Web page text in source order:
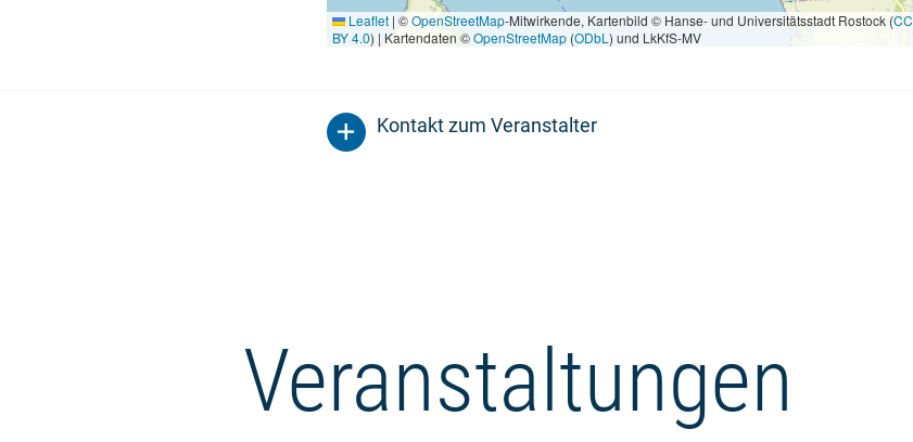
Leaflet | ©OpenStreetMap-Mitwirkende, Kartenbild © Hanse- und Universitätsstadt Rostock (CC
BY 4.0) | Kartendaten ©OpenStreetMap(ODbL ) und LkKfS-MV
Kontakt zum Veranstalter
Veranstaltungen